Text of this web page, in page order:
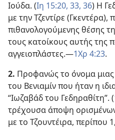
Ιούδα. (Ιη 15:20, 33, 36) Η
με την Τζεντίρε
πιθανολογούμενης θέσης
τους κατοίκους αυτής της
αγγειοπλάστες.—1Χρ 4:23.
2. Προφανώς το όνομα μιας
του Βενιαμίν που ήταν η
“Ιωζαβάδ του Γεδηραθίτη”. (
τρέχουσα άποψη
με το Τζουντέιρα, περίπου